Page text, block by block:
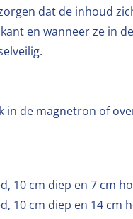
dat de inhoud
en wanneer ze in
in de magnetron of
10 cm diep en 7 cm
10 cm diep en 14 cm